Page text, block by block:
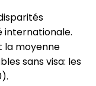
internationale.
la moyenne
sans visa: les